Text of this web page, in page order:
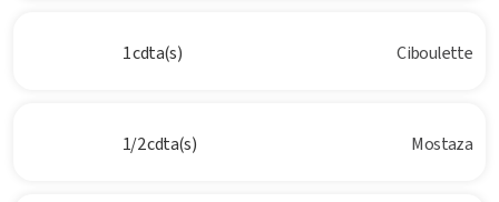
1 cdta(s) Ciboulette
1/2 cdta(s) Mostaza